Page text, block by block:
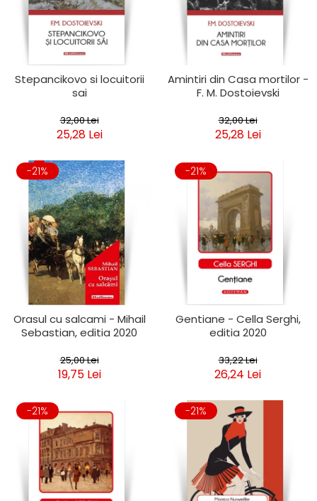
Stepancikovo si locuitorii
sai
32,00 Lei
25,28 Lei
Amintiri din Casa mortilor -
F. M. Dostoievski
32,00 Lei
25,28 Lei
-21%
Orasul cu salcami - Mihail
Sebastian, editia 2020
25,00 Lei
19,75 Lei
-21%
Gentiane - Cella Serghi,
editia 2020
33,22 Lei
26,24 Lei
-21% -21%